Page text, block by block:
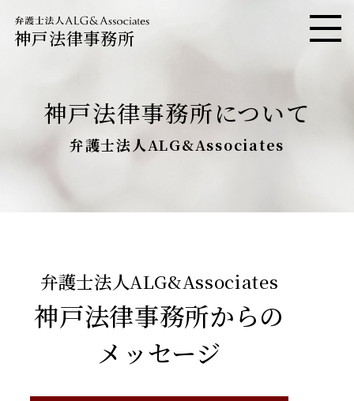
神戸法律事務所
神戸法律事務所について
弁護士法人ALG&Associates
弁護士法人ALG&Associates
神戸法律事務所からの
メッセージ